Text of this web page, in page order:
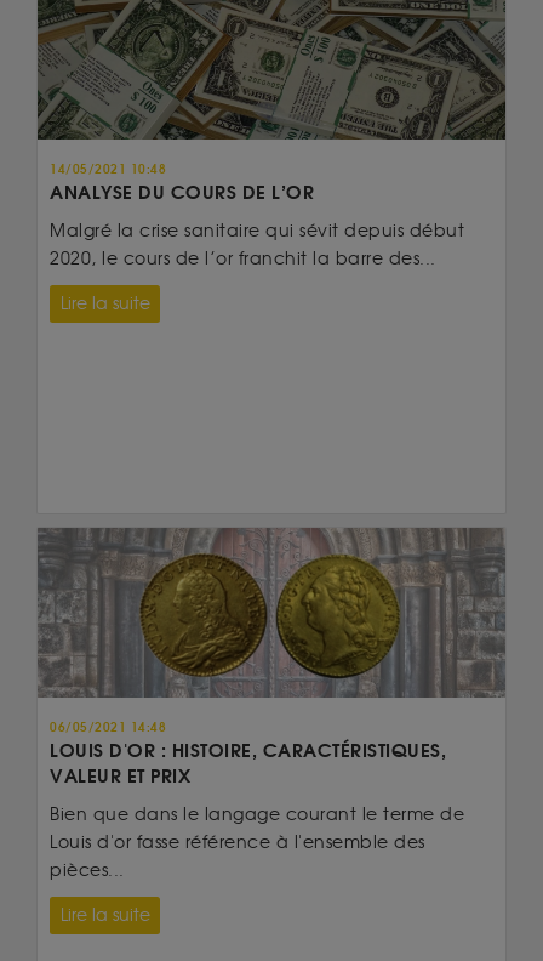
14/05/2021 10:48
ANALYSE DU COURS DE L’OR
Malgré la crise sanitaire qui sévit depuis début
2020, le cours de l’or franchit la barre des...
Lire la suite
06/05/2021 14:48
LOUIS D'OR : HISTOIRE, CARACTÉRISTIQUES,
VALEUR ET PRIX
Bien que dans le langage courant le terme de
Louis d'or fasse référence à l'ensemble des
pièces...
Lire la suite